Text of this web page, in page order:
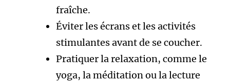
fraîche.
Éviter les écrans et les activités
stimulantes avant de se coucher.
Pratiquer la relaxation, comme le
yoga, la méditation ou la lecture